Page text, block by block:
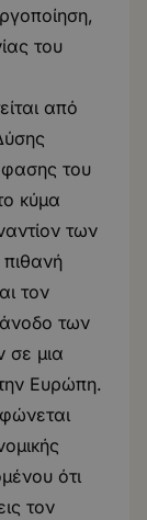
του
από
του
κύμα
των
τον
άνοδο των
σε μια
Ευρώπη.
ότι
τον